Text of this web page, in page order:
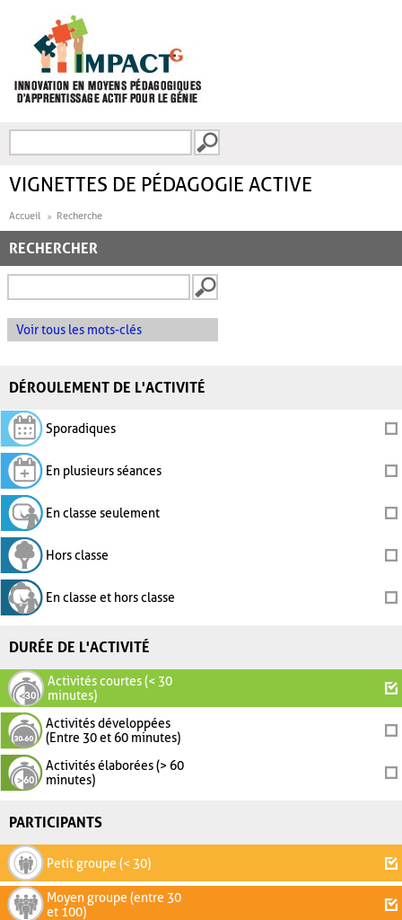
FORMULAIRE DE
VIGNETTES DE PÉDAGOGIE ACTIVE
Accueil Recherche
RECHERCHER
Voir tous les mots-clés
DÉROULEMENT DE L'ACTIVITÉ
Sporadiques
En plusieurs séances
En classe seulement
Hors classe
En classe et hors classe
DURÉE DE L'ACTIVITÉ
Activités courtes (< 30
minutes)
Activités développées
(Entre 30 et 60 minutes)
Activités élaborées (> 60
minutes)
PARTICIPANTS
Petit groupe (< 30)
Moyen groupe (entre 30
et 100)